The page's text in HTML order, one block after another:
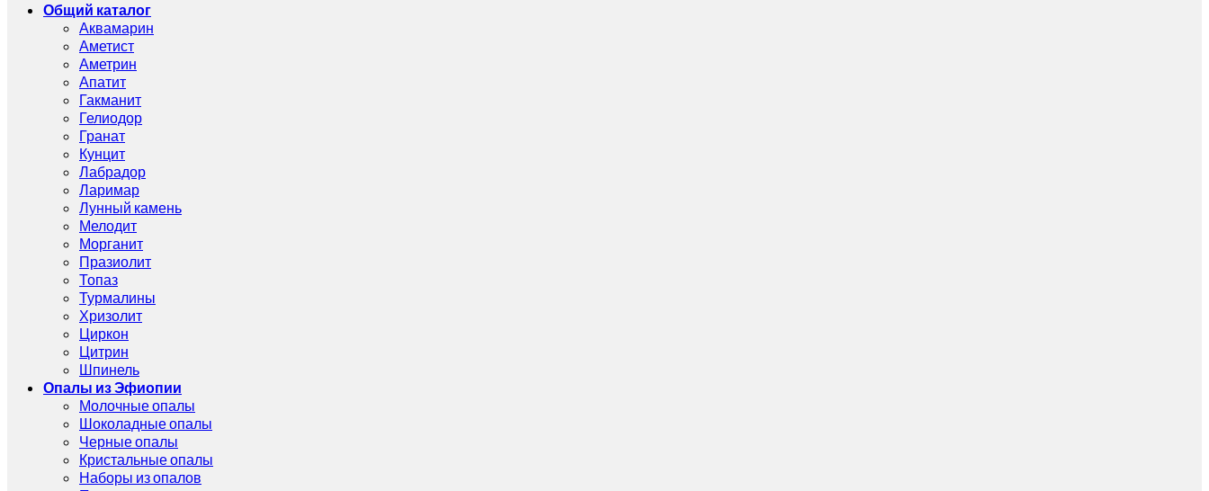
Общий каталог
Аквамарин
Аметист
Аметрин
Апатит
Гакманит
Гелиодор
Гранат
Кунцит
Лабрадор
Ларимар
Лунный камень
Мелодит
Морганит
Празиолит
Топаз
Турмалины
Хризолит
Циркон
Цитрин
Шпинель
Опалы из Эфиопии
Молочные опалы
Шоколадные опалы
Черные опалы
Кристальные опалы
Наборы из опалов